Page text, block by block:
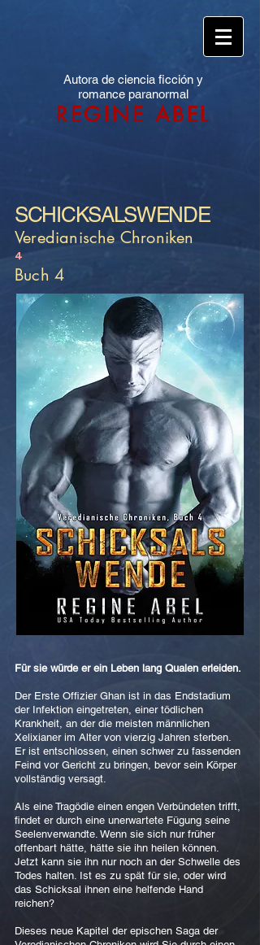
Autora de ciencia ficción y
romance paranormal
REGINE ABEL
SCHICKSALSWENDE
Veredianische Chroniken
4
Buch 4
Für sie würde er ein Leben lang Qualen erleiden.
Der Erste Offizier Ghan ist in das Endstadium
der Infektion eingetreten, einer tödlichen
Krankheit, an der die meisten männlichen
Xelixianer im Alter von vierzig Jahren sterben.
Er ist entschlossen, einen schwer zu fassenden
Feind vor Gericht zu bringen, bevor sein Körper
vollständig versagt.
Als eine Tragödie einen engen Verbündeten trifft,
findet er durch eine unerwartete Fügung seine
Seelenverwandte. Wenn sie sich nur früher
offenbart hätte, hätte sie ihn heilen können.
Jetzt kann sie ihn nur noch an der Schwelle des
Todes halten. Ist es zu spät für sie, oder wird
das Schicksal ihnen eine helfende Hand
reichen?
Dieses neue Kapitel der epischen Saga der